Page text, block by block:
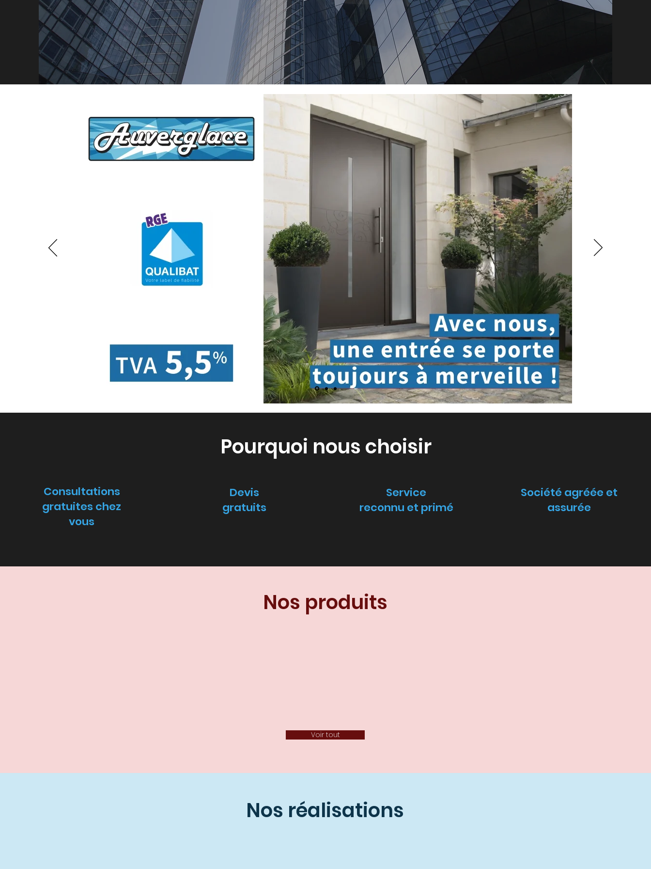
Pourquoi nous choisir
Consultations
gratuites chez
vous
Devis
gratuits
Service
reconnu et primé
Société agréée et
assurée
Nos produits
Voir tout
Nos réalisations